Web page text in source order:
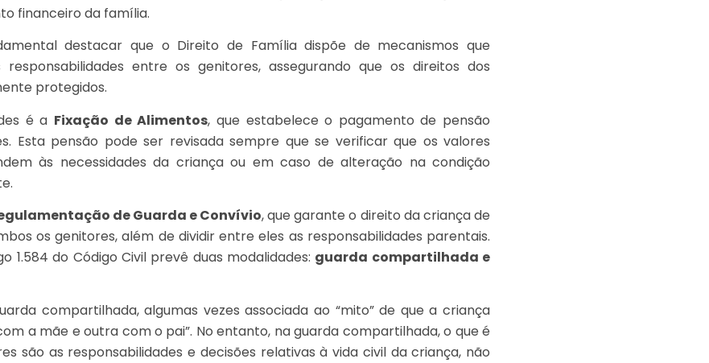
financeiro da família.
destacar que o Direito de Família dispõe de mecanismos que
entre os genitores, assegurando que os direitos dos
protegidos.
é a Fixação de Alimentos, que estabelece o pagamento de pensão
Esta pensão pode ser revisada sempre que se verificar que os valores
às necessidades da criança ou em caso de alteração na condição
de Guarda e Convívio, que garante o direito da criança de
os genitores, além de dividir entre eles as responsabilidades parentais.
1.584 do Código Civil prevê duas modalidades: guarda compartilhada e
compartilhada, algumas vezes associada ao “mito” de que a criança
a mãe e outra com o pai”. No entanto, na guarda compartilhada, o que é
são as responsabilidades e decisões relativas à vida civil da criança, não